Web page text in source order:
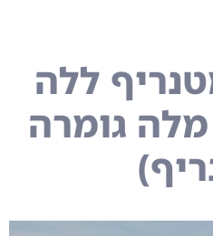
ללה
גומרה